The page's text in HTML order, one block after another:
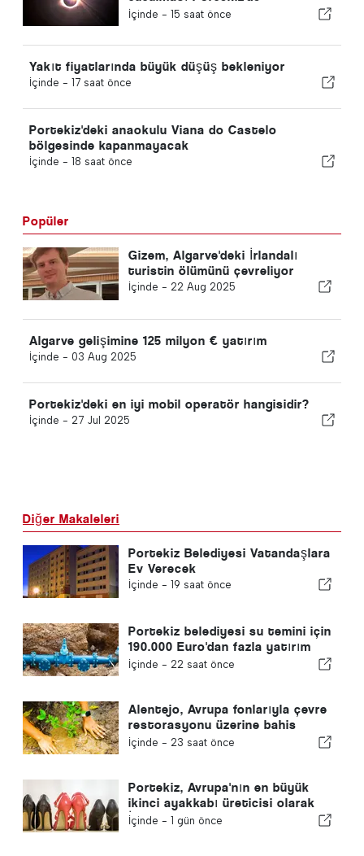
gerçekleşiyor
İçinde - 15 saat önce
Yakıt fiyatlarında büyük düşüş bekleniyor
İçinde - 17 saat önce
Portekiz'deki anaokulu Viana do Castelo
bölgesinde kapanmayacak
İçinde - 18 saat önce
Popüler
Gizem, Algarve'deki İrlandalı
turistin ölümünü çevreliyor
İçinde - 22 Aug 2025
Algarve gelişimine 125 milyon € yatırım
İçinde - 03 Aug 2025
Portekiz'deki en iyi mobil operatör hangisidir?
İçinde - 27 Jul 2025
Diğer Makaleleri
Portekiz Belediyesi Vatandaşlara
Ev Verecek
İçinde - 19 saat önce
Portekiz belediyesi su temini için
190.000 Euro'dan fazla yatırım
yapıyor
İçinde - 22 saat önce
Alentejo, Avrupa fonlarıyla çevre
restorasyonu üzerine bahis
yapıyor
İçinde - 23 saat önce
Portekiz, Avrupa'nın en büyük
ikinci ayakkabı üreticisi olarak
İspanya'yı geride bıraktı
İçinde - 1 gün önce